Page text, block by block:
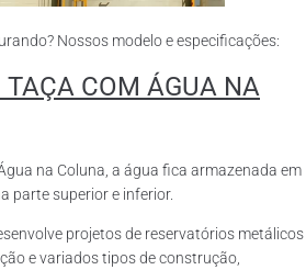
Nossos modelo e especificações:
TAÇA COM ÁGUA NA
na Coluna, a água fica armazenada em
parte superior e inferior.
projetos de reservatórios metálicos
e variados tipos de construção,